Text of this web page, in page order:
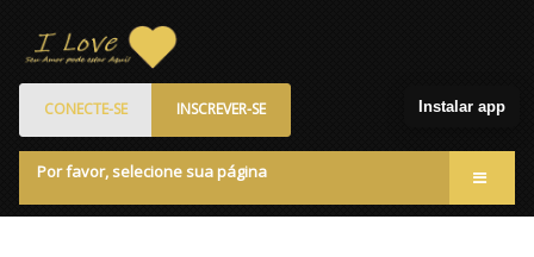
CONECTE-SE INSCREVER-SE
Por favor, selecione sua página
Instalar app